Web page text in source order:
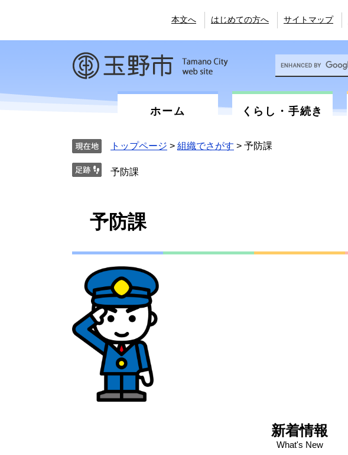
の
す。
ー
し
本文へ はじめての方へ サイトマップ
カ
タ
ム
ホーム くらし・手続き
トップページ > 組織でさがす > 予防課
予防課
予防課
新着情報
What's New